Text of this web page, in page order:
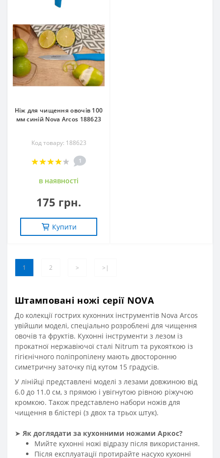
Ніж для чищення овочів 100
мм синій Nova Arcos 188623
Код товару: 188623
1
в наявностi
175 грн.
Купити
1 2 > >|
Штамповані ножі серії NOVA
До колекції гострих кухонних інструментів Nova Arcos
увійшли моделі, спеціально розроблені для чищення
овочів та фруктів. Кухонні інструменти з лезом із
прокатної нержавіючої сталі Nitrum та рукояткою із
гігієнічного поліпропілену мають двосторонню
симетричну заточку під кутом 15 градусів.
У лінійці представлені моделі з лезами довжиною від
6.0 до 11.0 см, з прямою і увігнутою рівною ріжучою
кромкою. Також представлено набори ножів для
чищення в блістері (з двох та трьох штук).
➤ Як доглядати за кухонними ножами Аркос?
Мийте кухонні ножі відразу після використання.
Після експлуатації протирайте насухо кухонні